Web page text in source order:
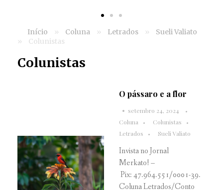
Início » Coluna » Letrados »
Sueli Valiato
»
Colunistas
Colunistas
O pássaro e a flor
setembro 24, 2024
Coluna
Colunistas
Letrados
Sueli Valiato
Invista no Jornal
Merkato! –
Pix: 47.964.551/0001-39.
Coluna Letrados/Conto